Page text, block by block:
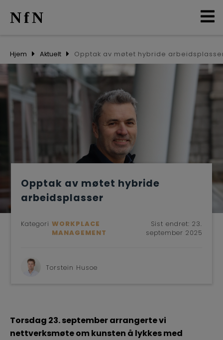
AKTUELT
ARRANGEMENTER
NETTVERK
MEDLEMMER
OM OSS
BLI
NfN
Hjem Aktuelt Opptak av møtet hybride
Opptak av møtet hybride
arbeidsplasser
Kategori WORKPLACE
MANAGEMENT
Sist endret: 23.
september 2025
Torstein Husoe
Torsdag 23. september arrangerte vi
nettverksmøte om kunsten å lykkes med